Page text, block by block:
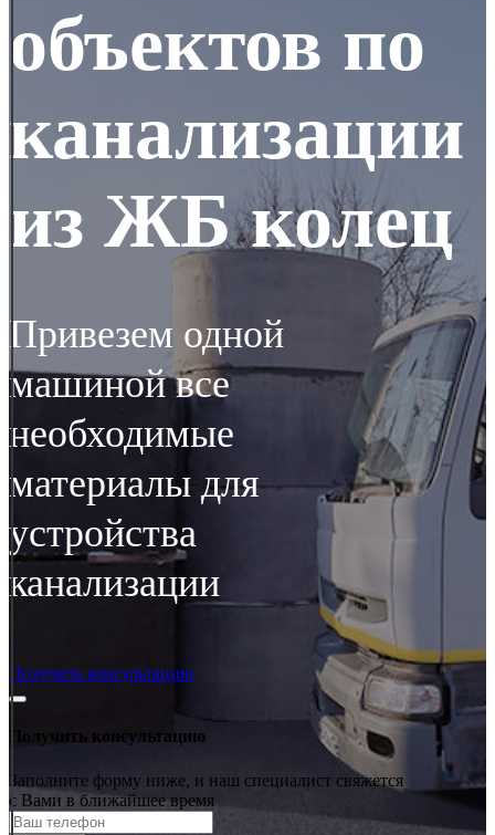
объектов по
канализации
из ЖБ колец
Привезем одной
машиной все
необходимые
материалы для
устройства
канализации
Получить консультацию
Получить консультацию
Заполните форму ниже, и наш специалист свяжется
с Вами в ближайшее время